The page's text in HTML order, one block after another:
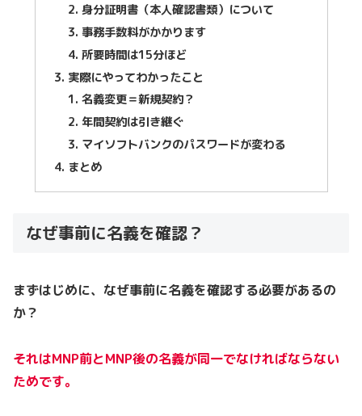
身分証明書（本人確認書類）について
事務手数料がかかります
所要時間は15分ほど
実際にやってわかったこと
名義変更＝新規契約？
年間契約は引き継ぐ
マイソフトバンクのパスワードが変わる
まとめ
なぜ事前に名義を確認？
まずはじめに、なぜ事前に名義を確認する必要があるの
か？
それはMNP前とMNP後の名義が同一でなければならない
ためです。